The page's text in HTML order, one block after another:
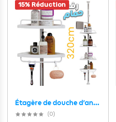
15% Réduction
Étagère de douche d’angle à 4 niveaux réglable 320cm – رف حمام قابل للتعديل
(0)